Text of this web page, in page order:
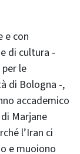
e con
di cultura -
le
di Bologna -,
accademico
Marjane
l’Iran ci
e muoiono